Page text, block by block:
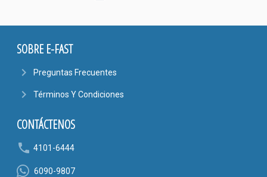
SOBRE E-FAST
navigate_next Preguntas Frecuentes
navigate_next Términos Y Condiciones
CONTÁCTENOS
phone 4101-6444
6090-9807